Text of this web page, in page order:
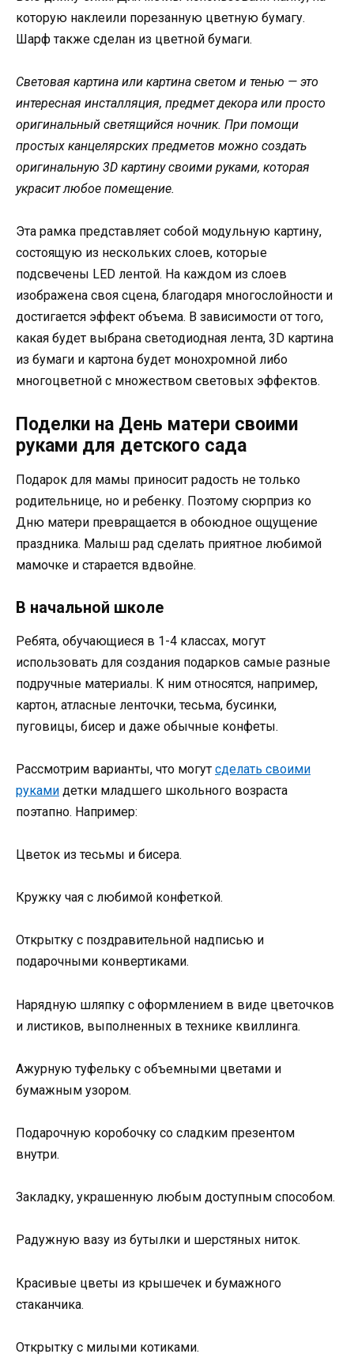
которую наклеили порезанную цветную бумагу.
Шарф также сделан из цветной бумаги.
Световая картина или картина светом и тенью — это
интересная инсталляция, предмет декора или просто
оригинальный светящийся ночник. При помощи
простых канцелярских предметов можно создать
оригинальную 3D картину своими руками, которая
украсит любое помещение.
Эта рамка представляет собой модульную картину,
состоящую из нескольких слоев, которые
подсвечены LED лентой. На каждом из слоев
изображена своя сцена, благодаря многослойности и
достигается эффект объема. В зависимости от того,
какая будет выбрана светодиодная лента, 3D картина
из бумаги и картона будет монохромной либо
многоцветной с множеством световых эффектов.
Поделки на День матери своими
руками для детского сада
Подарок для мамы приносит радость не только
родительнице, но и ребенку. Поэтому сюрприз ко
Дню матери превращается в обоюдное ощущение
праздника. Малыш рад сделать приятное любимой
мамочке и старается вдвойне.
В начальной школе
Ребята, обучающиеся в 1-4 классах, могут
использовать для создания подарков самые разные
подручные материалы. К ним относятся, например,
картон, атласные ленточки, тесьма, бусинки,
пуговицы, бисер и даже обычные конфеты.
Рассмотрим варианты, что могут сделать своими
руками детки младшего школьного возраста
поэтапно. Например:
Цветок из тесьмы и бисера.
Кружку чая с любимой конфеткой.
Открытку с поздравительной надписью и
подарочными конвертиками.
Нарядную шляпку с оформлением в виде цветочков
и листиков, выполненных в технике квиллинга.
Ажурную туфельку с объемными цветами и
бумажным узором.
Подарочную коробочку со сладким презентом
внутри.
Закладку, украшенную любым доступным способом.
Радужную вазу из бутылки и шерстяных ниток.
Красивые цветы из крышечек и бумажного
стаканчика.
Открытку с милыми котиками.